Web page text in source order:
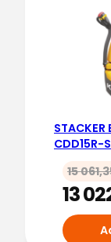
CDD15R-
15
13